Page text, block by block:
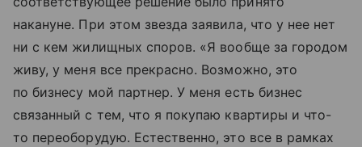
накануне. При этом звезда заявила, что у нее нет
ни с кем жилищных споров. «Я вообще за городом
живу, у меня все прекрасно. Возможно, это
по бизнесу мой партнер. У меня есть бизнес
связанный с тем, что я покупаю квартиры и что-
то переоборудую. Естественно, это все в рамках